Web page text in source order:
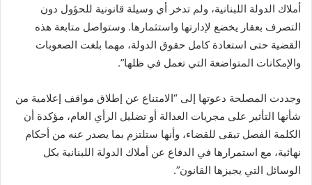
أملاك الدولة اللبنانية، ولم تدخر أي وسيلة قانونية للحؤول دون
التصرف بعقار يخضع لإدارتها واستثمارها. وستواصل متابعة هذه
القضية حتى استعادة كامل حقوق الدولة، مهما بلغت الصعوبات
والإمكانات المتواضعة التي تعمل في ظلها”.
وجددت المصلحة دعوتها إلى “الامتناع عن إطلاق مواقف إعلامية من
شأنها التأثير على مجريات العدالة أو تضليل الرأي العام، مؤكدة أن
الكلمة الفصل تبقى للقضاء، وأنها ستلتزم بما يصدر عنه من أحكام
نهائية، مع استمرارها في الدفاع عن أملاك الدولة اللبنانية بكل
الوسائل التي يجيزها القانون”.